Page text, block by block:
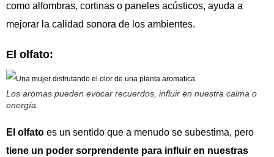
como alfombras, cortinas o paneles acústicos, ayuda a
mejorar la calidad sonora de los ambientes.
El olfato:
Los aromas pueden evocar recuerdos, influir en nuestra calma o
energía.
El olfato es un sentido que a menudo se subestima, pero
tiene un poder sorprendente para influir en nuestras